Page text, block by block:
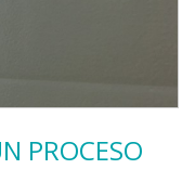
PROCESO